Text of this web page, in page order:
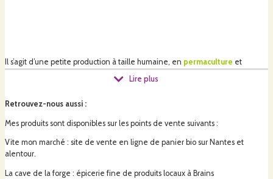
Il s’agit d’une petite production à taille humaine, en permaculture et
. J’y cultive les plantes, les récolte à la main, les
sèche en séchoir solaire, puis les conditionne sous forme de tisanes ou en
au printemps.
Lire plus
Retrouvez-nous aussi :
Mes produits sont disponibles sur les points de vente suivants :
Vite mon marché : site de vente en ligne de panier bio sur Nantes et
alentour.
La cave de la forge : épicerie fine de produits locaux à Brains